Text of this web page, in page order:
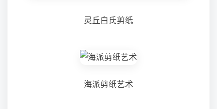
灵丘白氏剪纸
海派剪纸艺术